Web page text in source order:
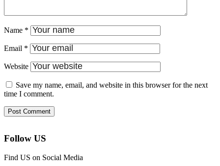
Name *
Email *
Website
Save my name, email, and website in this browser for the next
time I comment.
Follow US
Find US on Social Media